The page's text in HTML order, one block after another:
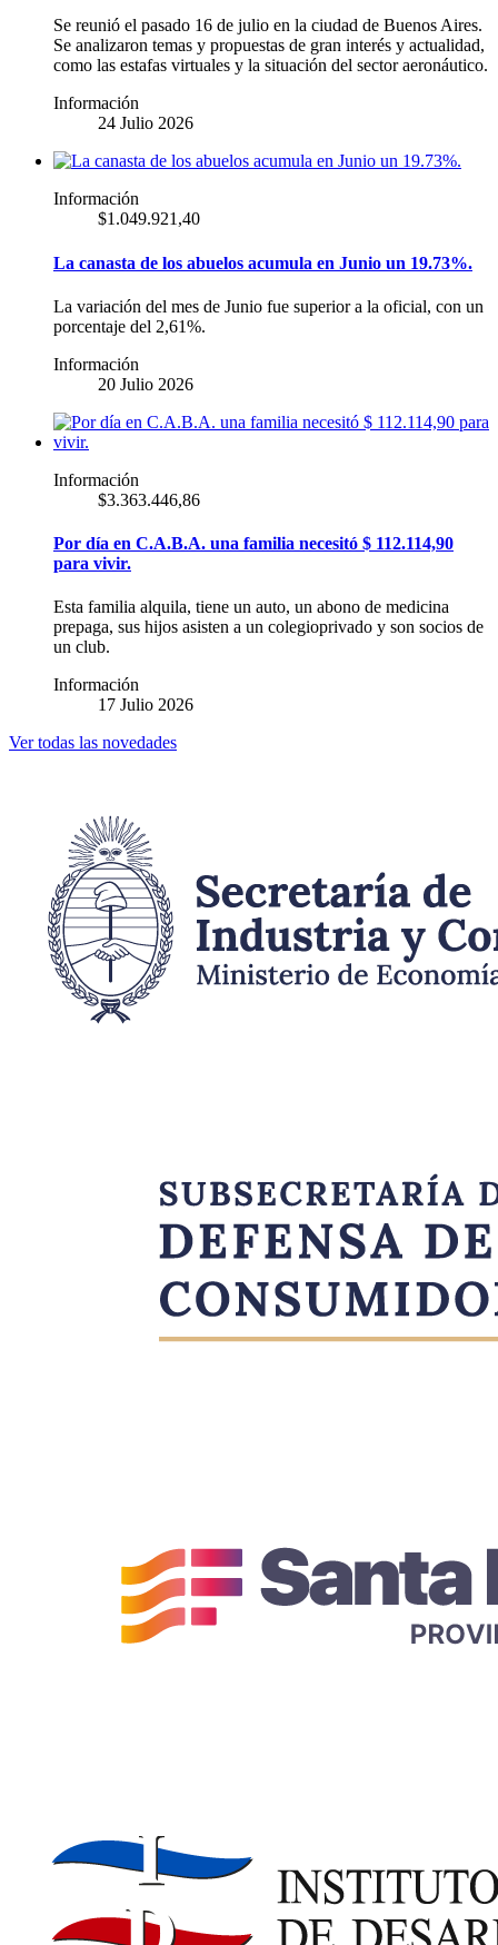
Se reunió el pasado 16 de julio en la ciudad de Buenos Aires.
Se analizaron temas y propuestas de gran interés y actualidad,
como las estafas virtuales y la situación del sector aeronáutico.
Información
24 Julio 2026
Información
$1.049.921,40
La canasta de los abuelos acumula en Junio un 19.73%.
La variación del mes de Junio fue superior a la oficial, con un
porcentaje del 2,61%.
Información
20 Julio 2026
Información
$3.363.446,86
Por día en C.A.B.A. una familia necesitó $ 112.114,90
para vivir.
Esta familia alquila, tiene un auto, un abono de medicina
prepaga, sus hijos asisten a un colegioprivado y son socios de
un club.
Información
17 Julio 2026
Ver todas las novedades